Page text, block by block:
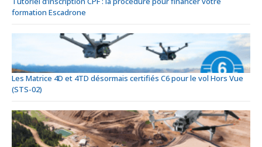
formation Escadrone
Les Matrice 4D et 4TD désormais certifiés C6 pour le vol Hors Vue
(STS-02)